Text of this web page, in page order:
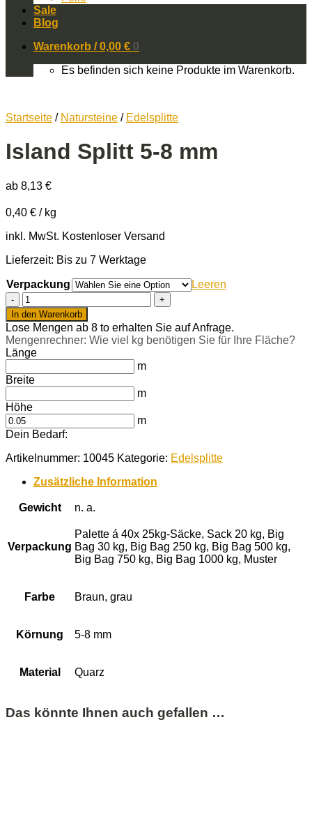
Sale
Blog
Warenkorb /0,00 € 0
Es befinden sich keine Produkte im Warenkorb.
Startseite / Natursteine / Edelsplitte
Island Splitt 5-8 mm
ab 8,13 €
0,40 € / kg
inkl. MwSt. Kostenloser Versand
Lieferzeit: Bis zu 7 Werktage
Verpackung
Leeren
Island
Splitt
5-
8
mm
Menge
In den Warenkorb
Lose Mengen ab 8 to erhalten Sie auf Anfrage.
Mengenrechner: Wie viel kg benötigen Sie für Ihre Fläche?
Länge
m
Breite
m
Höhe
m
Dein Bedarf:
Artikelnummer: 10045 Kategorie: Edelsplitte
Zusätzliche Information
Gewicht n. a.
Verpackung
Palette á 40x 25kg-Säcke, Sack 20 kg, Big
Bag 30 kg, Big Bag 250 kg, Big Bag 500 kg,
Big Bag 750 kg, Big Bag 1000 kg, Muster
Farbe Braun, grau
Körnung 5-8 mm
Material Quarz
Das könnte Ihnen auch gefallen …